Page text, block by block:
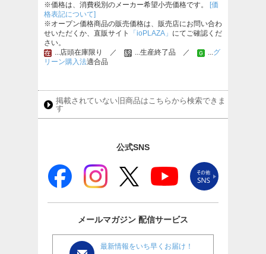
※価格は、消費税別のメーカー希望小売価格です。
[価
格表記について]
※オープン価格商品の販売価格は、販売店にお問い合わ
せいただくか、直販サイト
「ioPLAZA」 にてご確認くだ
さい。
...店頭在庫限り ／
...生産終了品 ／ ...グ
リーン購入法適合品
掲載されていない旧商品はこちらから検索できま
す
公式SNS
メールマガジン 配信サービス
最新情報をいち早くお届け！